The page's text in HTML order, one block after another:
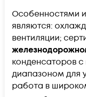
Особенностями
являются:
вентиляции;
конденсаторов
диапазоном для
работа в